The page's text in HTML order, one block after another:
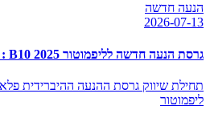
הנעה חדשה
2026-07-13
גרסת הנעה חדשה לליפמוטור B10 2025 : מחיר החל מ-154,900 ש"ח
תחילת שיווק גרסת ההנעה ההיברידית
ליפמוטור